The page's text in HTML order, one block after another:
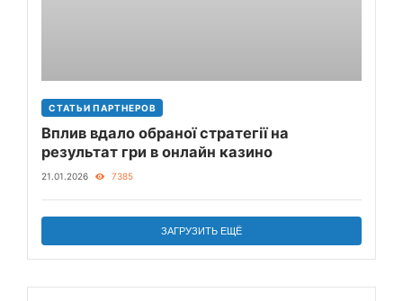
СТАТЬИ ПАРТНЕРОВ
Вплив вдало обраної стратегії на
результат гри в онлайн казино
21.01.2026 7385
ЗАГРУЗИТЬ ЕЩЁ